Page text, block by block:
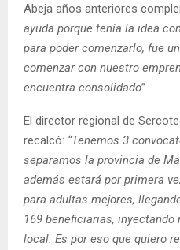
Abeja años anteriores
ayuda porque tenía la idea
para poder comenzarlo, fue
comenzar con nuestro
encuentra consolidado”.
El director regional de
recalcó: “Tenemos 3
separamos la provincia de
además estará por primera
para adultas mejores,
169 beneficiarias,
local. Es por eso que quiero